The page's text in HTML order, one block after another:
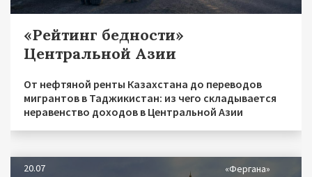
«Рейтинг бедности»
Центральной Азии
От нефтяной ренты Казахстана до переводов
мигрантов в Таджикистан: из чего складывается
неравенство доходов в Центральной Азии
20.07 «Фергана»